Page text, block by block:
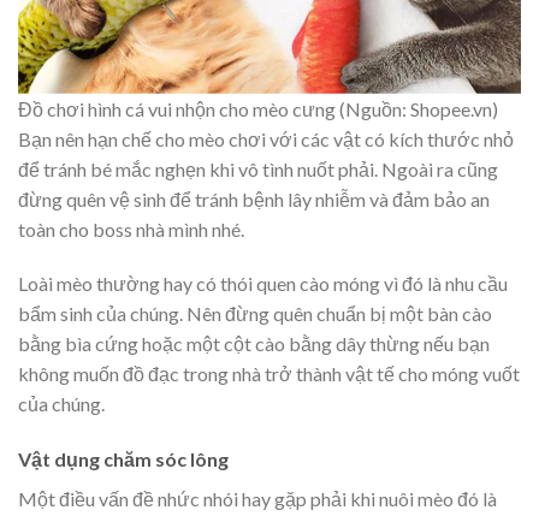
Đồ chơi hình cá vui nhộn cho mèo cưng (Nguồn: Shopee.vn)
Bạn nên hạn chế cho mèo chơi với các vật có kích thước nhỏ
để tránh bé mắc nghẹn khi vô tình nuốt phải. Ngoài ra cũng
đừng quên vệ sinh để tránh bệnh lây nhiễm và đảm bảo an
toàn cho boss nhà mình nhé.
Loài mèo thường hay có thói quen cào móng vì đó là nhu cầu
bẩm sinh của chúng. Nên đừng quên chuẩn bị một bàn cào
bằng bìa cứng hoặc một cột cào bằng dây thừng nếu bạn
không muốn đồ đạc trong nhà trở thành vật tế cho móng vuốt
của chúng.
Vật dụng chăm sóc lông
Một điều vấn đề nhức nhói hay gặp phải khi nuôi mèo đó là